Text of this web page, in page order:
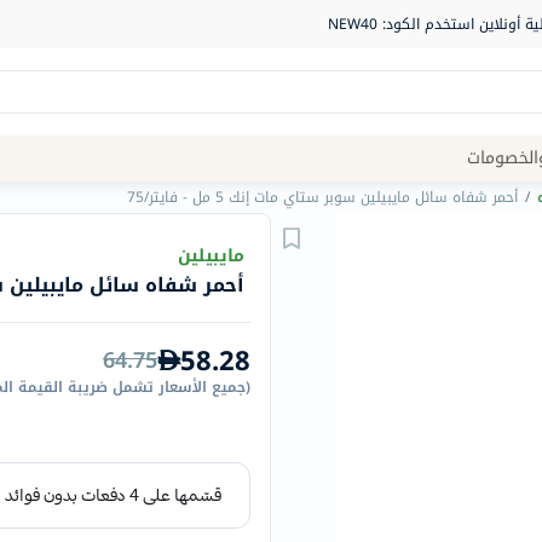
Navigation
الصيدلية
Humantara
carroten
Posay
/ أحمر شفاه سائل مايبيلين سوبر ستاي مات إنك 5 مل - فايتر/75
مايبيلين
أحمر شفاه سائل مايبيلين سوبر
58.28
64.75
(جميع الأسعار تشمل ضريبة القيمة